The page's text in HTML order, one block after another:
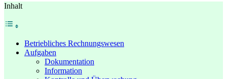
Inhalt
Betriebliches Rechnungswesen
Aufgaben
Dokumentation
Information